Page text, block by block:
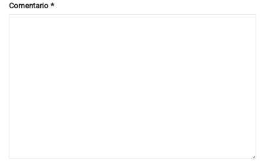
Comentario *